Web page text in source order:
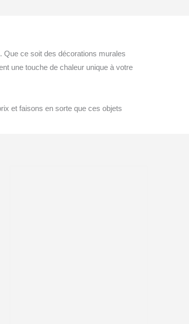
Que ce soit des décorations murales
une touche de chaleur unique à votre
et faisons en sorte que ces objets